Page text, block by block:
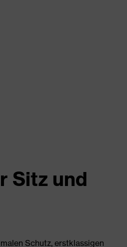
Sitz und
Schutz, erstklassigen